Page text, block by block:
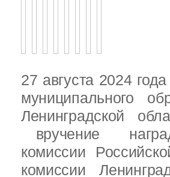
27 августа 2024
муниципального
Ленинградской
вручение
комиссии
комиссии